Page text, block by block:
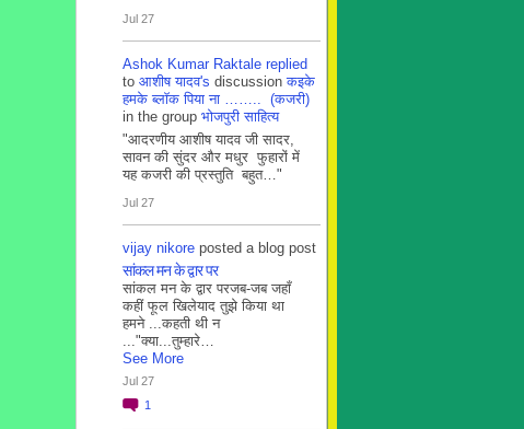
Jul 27
Ashok Kumar Raktale replied
to आशीष यादव's discussionकइके
हमके ब्लाॅक पिया ना …….. (कजरी)
in the group भोजपुरी साहित्य
"आदरणीय आशीष यादव जी सादर,
सावन की सुंदर और मधुर फुहारों में
यह कजरी की प्रस्तुति बहुत…"
Jul 27
vijay nikore posted a blog post
सांकल मन के द्वार पर
सांकल मन के द्वार परजब-जब जहाँ
कहीं फूल खिलेयाद तुझे किया था
हमने ...कहती थी न
..."क्या...तुम्हारे…
See More
Jul 27
1